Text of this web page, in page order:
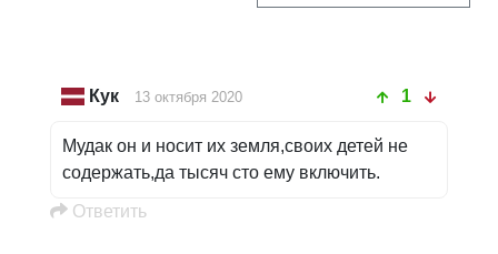
Кук 13 октября 2020 1
Мудак он и носит их земля,своих детей не
содержать,да тысяч сто ему включить.
Oтветить